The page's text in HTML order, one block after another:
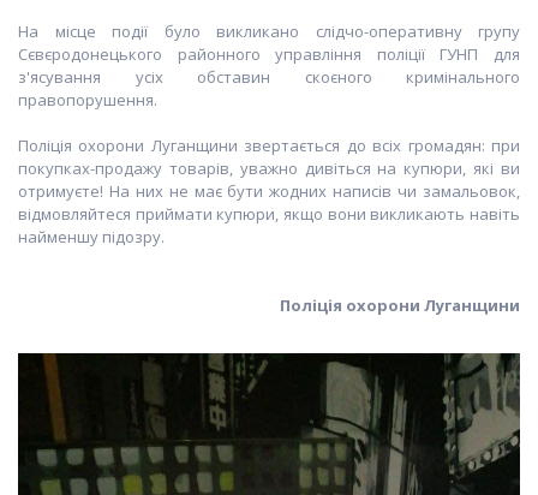
На місце події було викликано слідчо-оперативну групу
Сєвєродонецького районного управління поліції ГУНП для
з'ясування усіх обставин скоєного кримінального
правопорушення.
Поліція охорони Луганщини звертається до всіх громадян: при
покупках-продажу товарів, уважно дивіться на купюри, які ви
отримуєте! На них не має бути жодних написів чи замальовок,
відмовляйтеся приймати купюри, якщо вони викликають навіть
найменшу підозру.
Поліція охорони Луганщини